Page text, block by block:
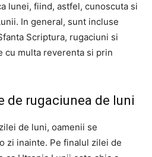
lunei, fiind, astfel, cunoscuta si
In general, sunt incluse
Scriptura, rugaciuni si
cu multa reverenta si prin
de rugaciunea de luni
de luni, oamenii se
zi inainte. Pe finalul zilei de